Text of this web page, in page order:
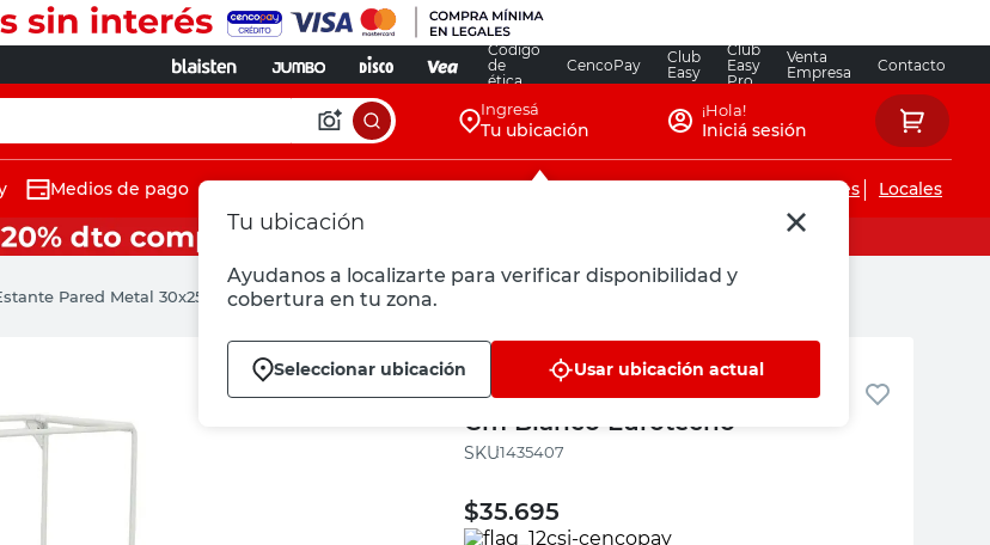
Código
de
ética
CencoPay
Club
Easy
Club
Easy
Pro
Venta
Empresa
Contacto
Ingresá
Tu ubicación
Tu ubicación
Ayudanos a localizarte para verificar disponibilidad y
cobertura en tu zona.
Seleccionar ubicación Usar ubicación actual
¡Hola!
Iniciá sesión
Medios de pago Servicios de instalaciones Locales
Pared Metal 30x25x11 Cm Blanco Eurotecno
Eurotecno
Estante Pared Metal 30x25x11
Cm Blanco Eurotecno
:1435407
$35.695